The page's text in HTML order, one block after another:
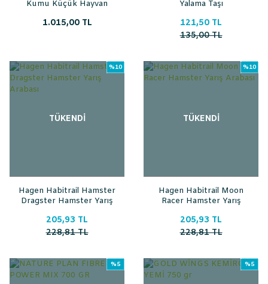
Kumu Küçük Hayvan
1.015,00 TL
Yalama Taşı
121,50 TL
135,00 TL
%10
TÜKENDİ
Hagen Habitrail Hamster
Dragster Hamster Yarış
205,93 TL
228,81 TL
%10
TÜKENDİ
Hagen Habitrail Moon
Racer Hamster Yarış
205,93 TL
228,81 TL
%5 %5